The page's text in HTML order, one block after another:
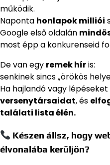
működik.
Naponta honlapok milliói
Google első oldalán
most épp a konkurenseid
De van egy remek híris:
senkinek sincs „örökös
Ha hajlandó vagy
versenytársaidat, és
találati lista élén.
Készen állsz, hogy
élvonalába kerüljön?